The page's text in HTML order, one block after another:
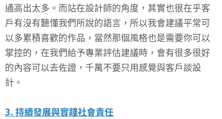
通高出太多。而站在設計師的角度，其實也很在乎客
戶有沒有聽懂我們所說的語言，所以我會建議平常可
以多累積喜歡的作品，當然那個風格也是需要你可以
掌控的，在我們給予專業評估建議時，會有很多很好
的內容可以去佐證，千萬不要只用感覺與客戶談設
計。
3. 持續發展與實踐社會責任